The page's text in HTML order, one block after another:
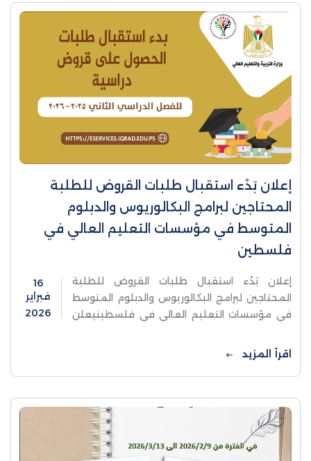
إعلان بَدْء استقبال طلبات القروض للطلبة
المحتاجين لبرامج البكالوريوس والدبلوم
المتوسط في مؤسسات التعليم العالي في
فلسطين
إعلان بَدْء استقبال طلبات القروض للطلبة
المحتاجين لبرامج البكالوريوس والدبلوم المتوسط
في مؤسسات التعليم العالي في فلسطينيعلن
في فلسطين عن بَدء استقبال طلبات قروض
16
فبراير
2026
اقرأ المزيد